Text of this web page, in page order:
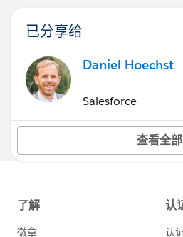
已分享给
Daniel Hoechst
Salesforce
查看全部